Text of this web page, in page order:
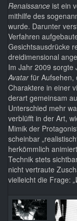
Renaissance ist ein
mithilfe des
wurde. Darunter
Verfahren
Gesichtsausdrücke
dreidimensional
Im Jahr 2009 sorgte
Avatarfür Aufsehen,
Charaktere in einer
derart gemeinsam
Unterschied mehr
verblüfft in der Art,
Mimik der
scheinbar
herkömmlich
Technik stets
nicht vertraute
vielleicht die Frage: